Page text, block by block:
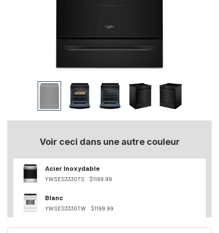
Voir ceci dans une autre couleur
Acier Inoxydable
YWSES3330TS $1199.99
Blanc
YWSES3330TW $1199.99